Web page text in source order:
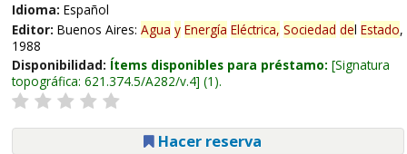
Idioma: Español
Editor: Buenos Aires: Agua y Energía Eléctrica, Sociedad del Estado,
1988
Disponibilidad: Ítems disponibles para préstamo: Signatura
topográfica: 621.374.5/A282/v.4 (1).
Hacer reserva